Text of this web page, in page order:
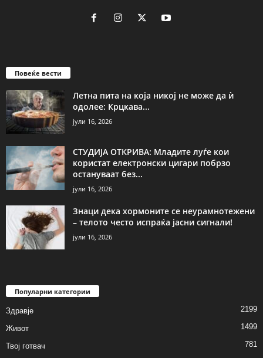
Повеќе вести
Летна пита на која никој не може да ѝ
одолее: Крцкава...
јули 16, 2026
СТУДИЈА ОТКРИВА: Младите луѓе кои
користат електронски цигари побрзо
остануваат без...
јули 16, 2026
Знаци дека хормоните се неурамнотежени
– телото често испраќа јасни сигнали!
јули 16, 2026
Популарни категории
Здравје 2199
Живот 1499
Твој готвач
781